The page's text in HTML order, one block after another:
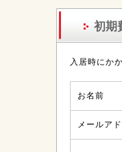
初期
入居時にか
お名前
メールア